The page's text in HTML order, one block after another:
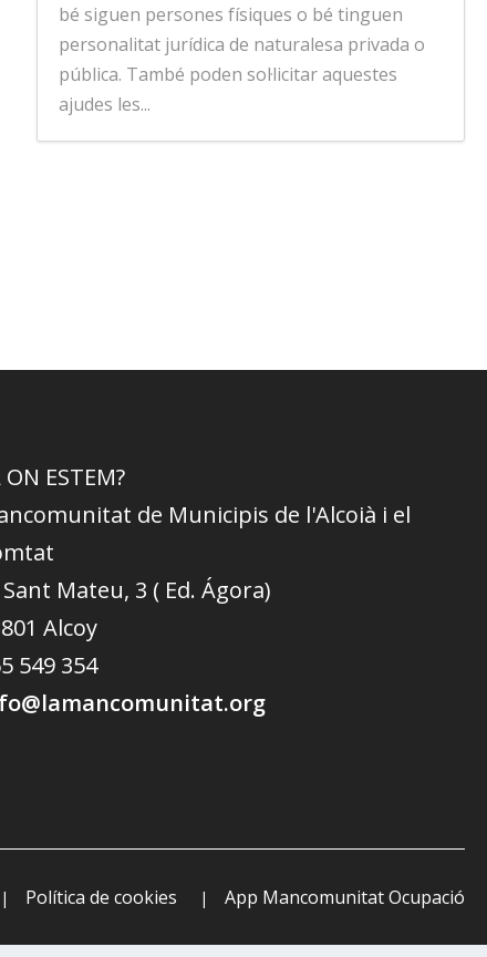
bé siguen persones físiques o bé tinguen
personalitat jurídica de naturalesa privada o
pública. També poden sol·licitar aquestes
ajudes les...
ON ESTEM?
de Municipis de l'Alcoià i el
Sant Mateu, 3 ( Ed. Ágora)
Alcoy
549 354
Política de cookies App Mancomunitat Ocupació